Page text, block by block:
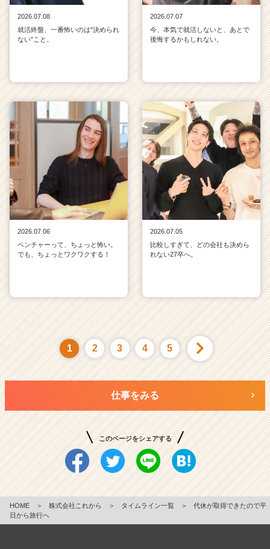
2026.07.08
就活終盤、一番怖いのは"決められ
ない"こと。
2026.07.07
今、本気で就活しないと、あとで
後悔するかもしれない。
2026.07.06
ベンチャーって、ちょっと怖い。
でも、ちょっとワクワクする！
2026.07.05
比較しすぎて、どの会社も決めら
れない27卒へ。
1 2 3 4 5
仕事をみる
このページをシェアする
HOME ＞ 株式会社これから ＞ タイムライン一覧 ＞
代休が取得できたので平
日から旅行へ